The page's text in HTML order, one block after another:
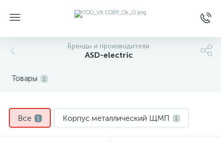
Бренды и производители
ASD-electric
Товары 1
Все 1 Корпус металлический ЩМП 1